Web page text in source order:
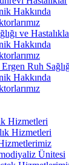
Hakkında
ve
Hakkında
Ruh
Hakkında
Hizmetleri
Hizmetleri
Ünitesi